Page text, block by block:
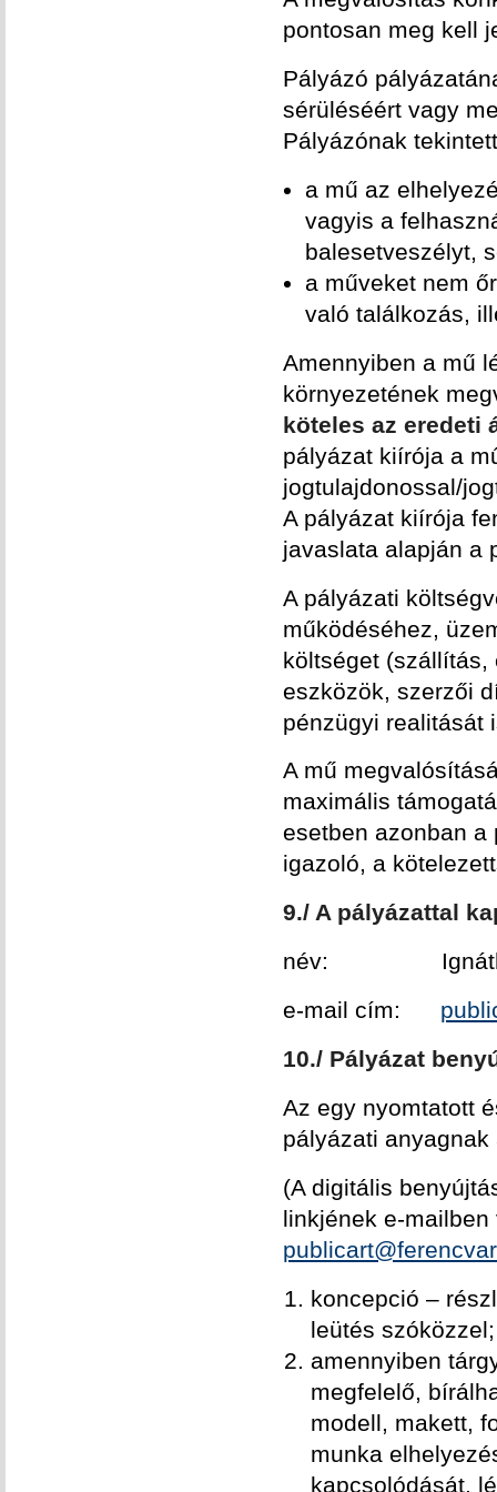
pontosan meg kell
Pályázó
sérüléséért vagy
Pályázónak
a mű az
vagyis a
balesetveszélyt,
a műveket nem
való találkozás,
Amennyiben a mű
környezetének
köteles az eredeti
pályázat kiírója a
jogtulajdonossal/
A pályázat kiírója
javaslata alapján a
A pályázati
működéséhez,
költséget
eszközök, szerzői
pénzügyi realitását
A mű
maximális
esetben azonban a
igazoló, a
9./ A pályázattal
név: Ignáth Kitti
e-mail cím:
10./ Pályázat
Az egy nyomtatott
pályázati
(A digitális
linkjének e-
koncepció –
leütés
amennyiben
megfelelő,
modell, makett,
munka
kapcsolódását,